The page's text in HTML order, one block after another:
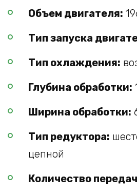
Объем двигателя:
Тип запуска
Тип охлаждения:
Глубина обработки:
Ширина обработки:
Тип редуктора:
цепной
Количество